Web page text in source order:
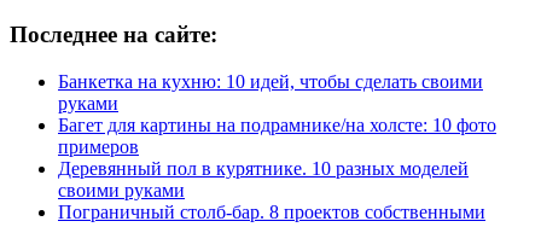
Последнее на сайте:
Банкетка на кухню: 10 идей, чтобы сделать своими
руками
Багет для картины на подрамнике/на холсте: 10 фото
примеров
Деревянный пол в курятнике. 10 разных моделей
своими руками
Пограничный столб-бар. 8 проектов собственными